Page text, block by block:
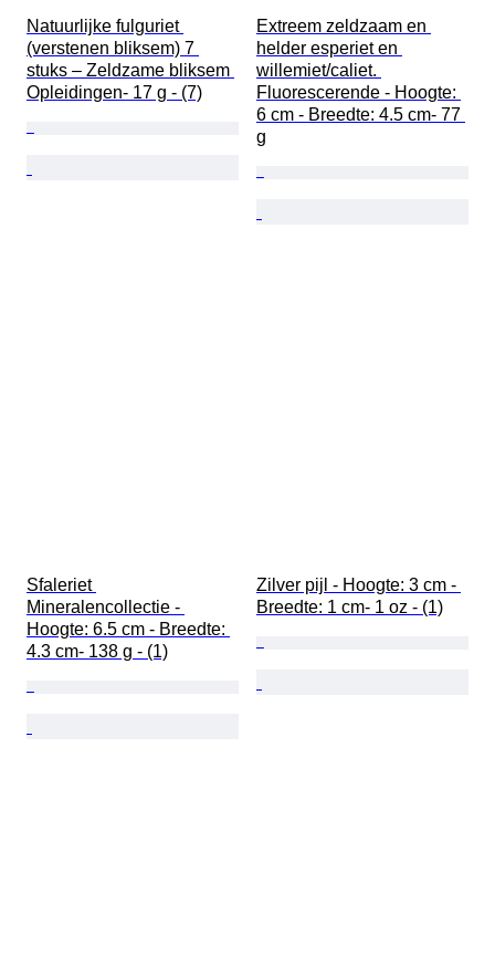
Natuurlijke fulguriet
(verstenen bliksem) 7
stuks – Zeldzame bliksem
Opleidingen- 17 g - (7)
Extreem zeldzaam en
helder esperiet en
willemiet/caliet.
Fluorescerende - Hoogte:
6 cm - Breedte: 4.5 cm- 77
g
Sfaleriet
Mineralencollectie -
Hoogte: 6.5 cm - Breedte:
4.3 cm- 138 g - (1)
Zilver pijl - Hoogte: 3 cm -
Breedte: 1 cm- 1 oz - (1)